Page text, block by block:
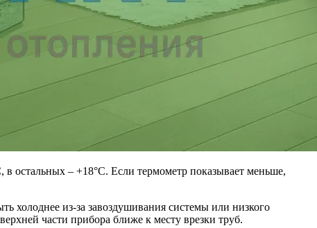
остальных – +18°C. Если термометр показывает меньше,
холоднее из-за завоздушивания системы или низкого
части прибора ближе к месту врезки труб.